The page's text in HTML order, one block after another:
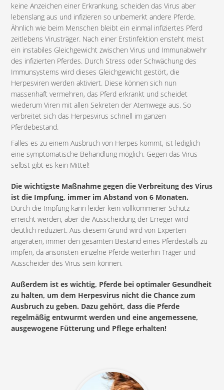
keine Anzeichen einer Erkrankung, scheiden das Virus aber
lebenslang aus und infizieren so unbemerkt andere Pferde.
Ähnlich wie beim Menschen bleibt ein einmal infiziertes Pferd
zeitlebens Virusträger. Nach einer Erstinfektion ensteht meist
ein instabiles Gleichgewicht zwischen Virus und Immunabwehr
des infizierten Pferdes. Durch Stress oder Schwächung des
Immunsystems wird dieses Gleichgewicht gestört, die
Herpesviren werden aktiviert. Diese können sich nun
massenhaft vermehren, das Pferd erkrankt und scheidet
wiederum Viren mit allen Sekreten der Atemwege aus. So
verbreitet sich das Herpesvirus schnell im ganzen
Pferdebestand.
Falles es zu einem Ausbruch von Herpes kommt, ist lediglich
eine symptomatische Behandlung möglich. Gegen das Virus
selbst gibt es kein Mittel!
Die wichtigste Maßnahme gegen die Verbreitung des Virus
ist die Impfung, immer im Abstand von 6 Monaten.
Durch die Impfung kann leider kein vollkommener Schutz
erreicht werden, aber die Ausscheidung der Erreger wird
deutlich reduziert. Aus diesem Grund wird von Experten
angeraten, immer den gesamten Bestand eines Pferdestalls zu
impfen, da ansonsten einzelne Pferde weiterhin Träger und
Ausscheider des Virus sein können.
Außerdem ist es wichtig, Pferde bei optimaler Gesundheit
zu halten, um dem Herpesvirus nicht die Chance zum
Ausbruch zu geben. Dazu gehört, dass die Pferde
regelmäßig entwurmt werden und eine angemessene,
ausgewogene Fütterung und Pflege erhalten!